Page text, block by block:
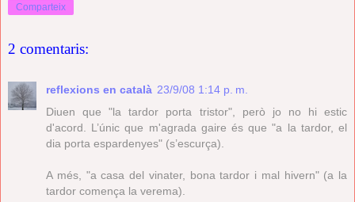
Comparteix
2 comentaris:
reflexions en català 23/9/08 1:14 p. m.
Diuen que "la tardor porta tristor", però jo no hi estic
d'acord. L’únic que m'agrada gaire és que "a la tardor, el
dia porta espardenyes" (s’escurça).
A més, "a casa del vinater, bona tardor i mal hivern" (a la
tardor comença la verema).